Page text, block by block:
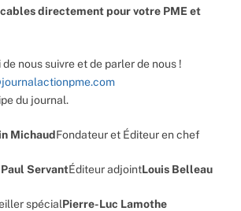
directement pour votre PME et
de nous suivre et de parler de nous !
du journal.
MichaudFondateur et Éditeur en chef
ServantÉditeur adjointLouis Belleau
spécialPierre-Luc Lamothe